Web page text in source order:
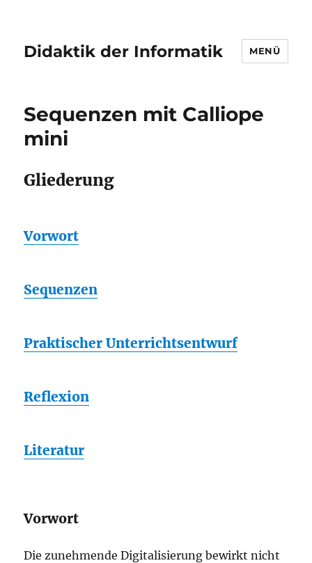
Didaktik der Informatik MENÜ
Sequenzen mit Calliope
mini
Gliederung
Vorwort
Sequenzen
Praktischer Unterrichtsentwurf
Reflexion
Literatur
Vorwort
Die zunehmende Digitalisierung bewirkt nicht